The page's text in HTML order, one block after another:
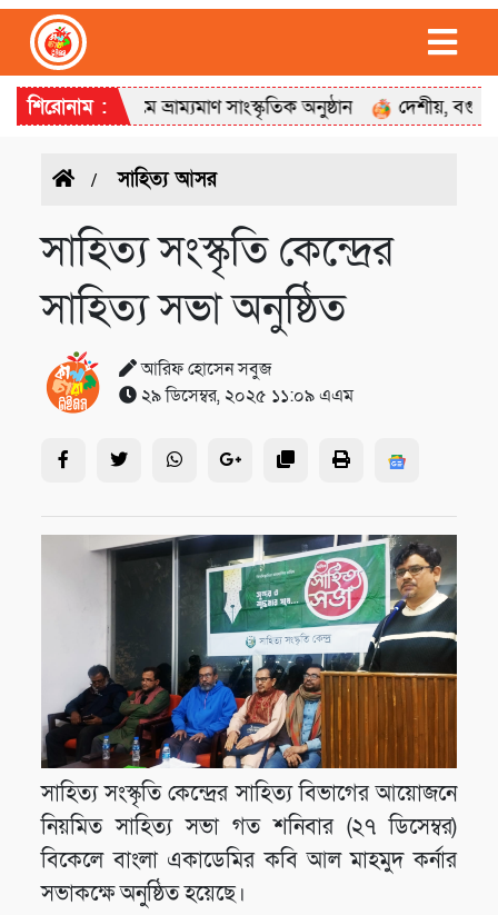
শিরোনাম :
শিরোনামে ভ্রাম্যমাণ সাংস্কৃতিক অনুষ্ঠান দেশীয়, বগুড়া
সাহিত্য আসর
সাহিত্য সংস্কৃতি কেন্দ্রের
সাহিত্য সভা অনুষ্ঠিত
আরিফ হোসেন সবুজ
২৯ ডিসেম্বর, ২০২৫ ১১:০৯ এএম
সাহিত্য সংস্কৃতি কেন্দ্রের সাহিত্য বিভাগের আয়োজনে
নিয়মিত সাহিত্য সভা গত শনিবার (২৭ ডিসেম্বর)
বিকেলে বাংলা একাডেমির কবি আল মাহমুদ কর্নার
সভাকক্ষে অনুষ্ঠিত হয়েছে।